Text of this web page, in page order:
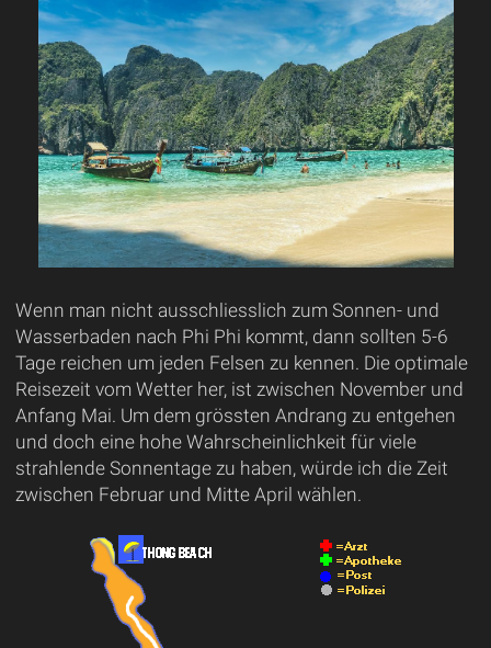
Wenn man nicht ausschliesslich zum Sonnen- und
Wasserbaden nach Phi Phi kommt, dann sollten 5-6
Tage reichen um jeden Felsen zu kennen. Die optimale
Reisezeit vom Wetter her, ist zwischen November und
Anfang Mai. Um dem grössten Andrang zu entgehen
und doch eine hohe Wahrscheinlichkeit für viele
strahlende Sonnentage zu haben, würde ich die Zeit
zwischen Februar und Mitte April wählen.